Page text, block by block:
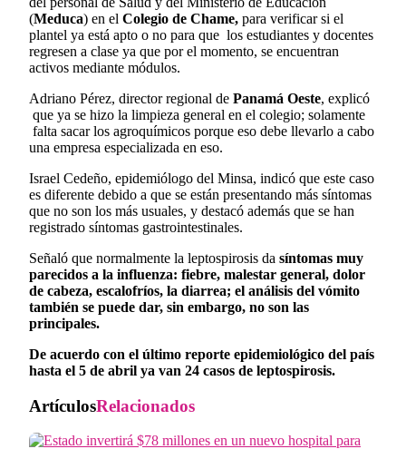
(Meduca) en el Colegio de Chame, para verificar si el
plantel ya está apto o no para que los estudiantes y docentes
regresen a clase ya que por el momento, se encuentran
activos mediante módulos.
Adriano Pérez, director regional de Panamá Oeste, explicó
que ya se hizo la limpieza general en el colegio; solamente
falta sacar los agroquímicos porque eso debe llevarlo a cabo
una empresa especializada en eso.
Israel Cedeño, epidemiólogo del Minsa, indicó que este caso
es diferente debido a que se están presentando más síntomas
que no son los más usuales, y destacó además que se han
registrado síntomas gastrointestinales.
Señaló que normalmente la leptospirosis da síntomas muy
parecidos a la influenza: fiebre, malestar general, dolor
de cabeza, escalofríos, la diarrea; el análisis del vómito
también se puede dar, sin embargo, no son las
principales.
De acuerdo con el último reporte epidemiológico del país
hasta el 5 de abril ya van 24 casos de leptospirosis.
ArtículosRelacionados